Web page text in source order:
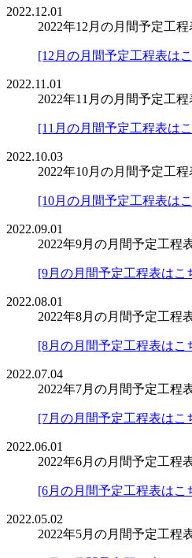
2022.12.01
2022年12月の月間予定工
[12月の月間予定工程表は
2022.11.01
2022年11月の月間予定工
[11月の月間予定工程表は
2022.10.03
2022年10月の月間予定工
[10月の月間予定工程表は
2022.09.01
2022年9月の月間予定工程
[9月の月間予定工程表はこ
2022.08.01
2022年8月の月間予定工程
[8月の月間予定工程表はこ
2022.07.04
2022年7月の月間予定工程
[7月の月間予定工程表はこ
2022.06.01
2022年6月の月間予定工程
[6月の月間予定工程表はこ
2022.05.02
2022年5月の月間予定工程